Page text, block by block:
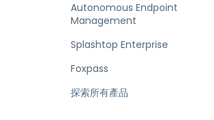
Autonomous Endpoint
Management
Splashtop Enterprise
Foxpass
探索所有產品